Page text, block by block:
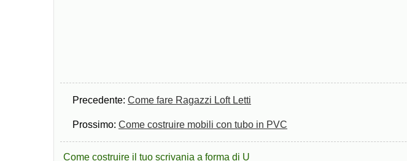
Precedente: Come fare Ragazzi Loft Letti
Prossimo: Come costruire mobili con tubo in PVC
Come costruire il tuo scrivania a forma di U